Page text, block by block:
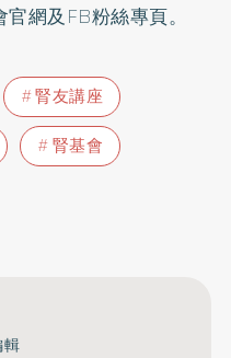
官網及FB粉絲專頁。
腎友講座
腎基會
輯